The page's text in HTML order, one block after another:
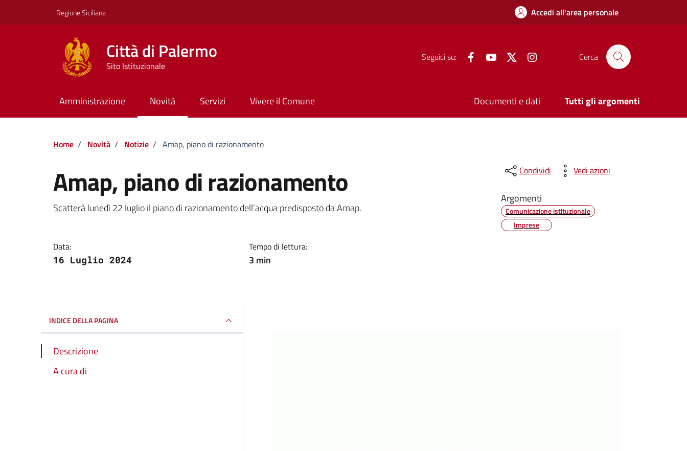
Regione Siciliana Accedi all'area personale
Città di Palermo
Sito Istituzionale
Seguici su: FacebookYouTube Twitter Cerca
Amministrazione Novità Servizi Vivere il Comune Documenti e dati Tutti gli argomenti
Home / Novità / Notizie / Amap, piano di razionamento
Amap, piano di razionamento
Dettagli della notizia
Scatterà lunedì 22 luglio il piano di razionamento dell’acqua predisposto da Amap.
Data:
16 Luglio 2024
Tempo di lettura:
3 min
Condividi Vedi azioni
Argomenti
Comunicazione istituzionale
Imprese
INDICE DELLA PAGINA
Descrizione
A cura di